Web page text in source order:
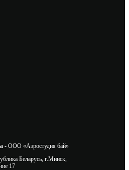
- ООО «Аэростудия бай»
Беларусь, г.Минск,
17